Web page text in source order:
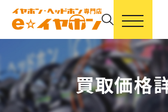
買取価格